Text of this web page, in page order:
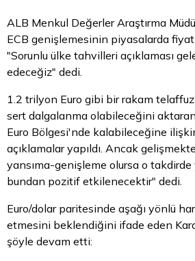
ALB Menkul Değerler Araştırma
ECB genişlemesinin piyasalarda
"Sorunlu ülke tahvilleri açıklaması
edeceğiz" dedi.
1.2 trilyon Euro gibi bir rakam
sert dalgalanma olabileceğini
Euro Bölgesi'nde kalabileceğine
açıklamalar yapıldı. Ancak
yansıma-genişleme olursa o
bundan pozitif etkilenecektir" dedi.
Euro/dolar paritesinde aşağı yönlü
etmesini beklendiğini ifade eden
şöyle devam etti: